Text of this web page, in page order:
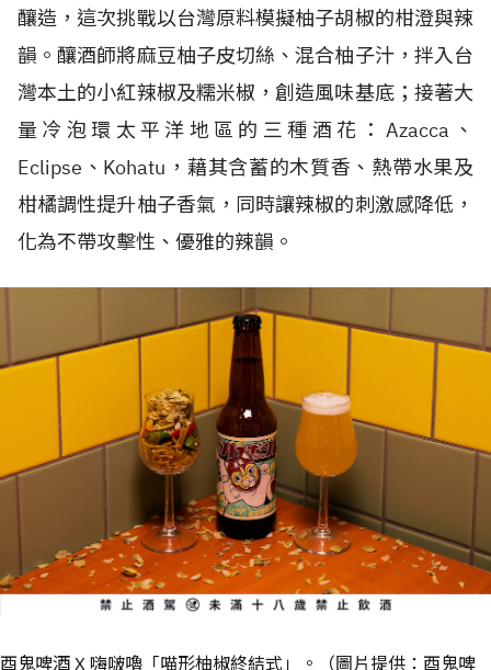
釀造，這次挑戰以台灣原料模擬柚子胡椒的柑澄與辣
韻。釀酒師將麻豆柚子皮切絲、混合柚子汁，拌入台
灣本土的小紅辣椒及糯米椒，創造風味基底；接著大
量冷泡環太平洋地區的三種酒花：Azacca、
Eclipse、Kohatu，藉其含蓄的木質香、熱帶水果及
柑橘調性提升柚子香氣，同時讓辣椒的刺激感降低，
化為不帶攻擊性、優雅的辣韻。
酉鬼啤酒 X 嗨啵嚕「喵形柚椒終結式」。（圖片提供：酉鬼啤